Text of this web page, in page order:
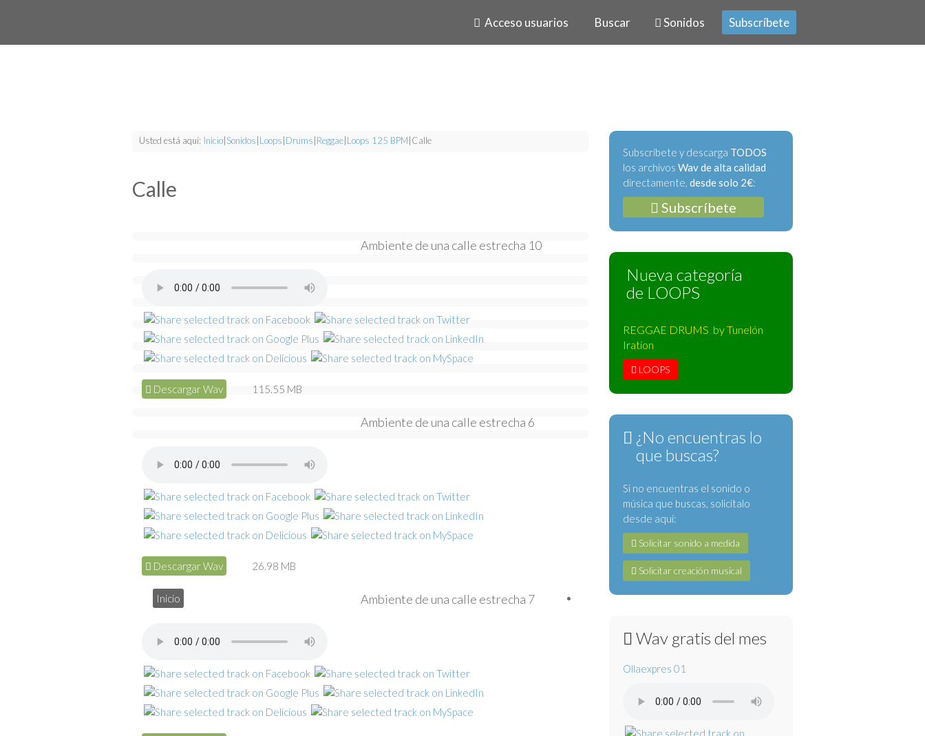
Acceso usuarios Buscar Sonidos Subscríbete
Usted está aquí: Inicio Sonidos Loops Drums Reggae Loops 125 BPM Calle
Calle
Ambiente de una calle estrecha 10
Descargar Wav 115.55 MB
Ambiente de una calle estrecha 6
Descargar Wav 26.98 MB
Ambiente de una calle estrecha 7
Inicio
Subscríbete y descarga TODOS
los archivos Wav de alta calidad
directamente, desde solo 2€:
Subscríbete
Nueva categoría
de LOOPS
REGGAE DRUMS by Tunelón
Iration
LOOPS
¿No encuentras lo
que buscas?
Si no encuentras el sonido o
música que buscas, solicítalo
desde aquí:
Solicitar sonido a medida
Solicitar creación musical
Wav gratis del mes
Ollaexpres 01